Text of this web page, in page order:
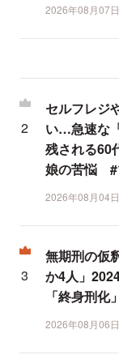
2026年08月07
セルフレジ
い…急速な
残される60
娘の苦悩 #
2026年08月04
無期刑の仮
か4人」
「終身刑化
2026年08月06